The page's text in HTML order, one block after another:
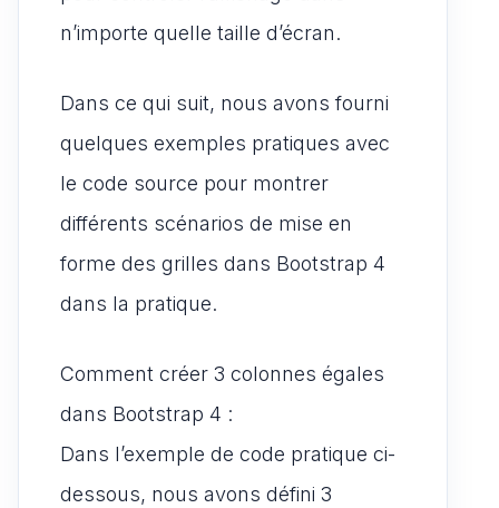
n’importe quelle taille d’écran.
Dans ce qui suit, nous avons fourni
quelques exemples pratiques avec
le code source pour montrer
différents scénarios de mise en
forme des grilles dans Bootstrap 4
dans la pratique.
Comment créer 3 colonnes égales
dans Bootstrap 4 :
Dans l’exemple de code pratique ci-
dessous, nous avons défini 3